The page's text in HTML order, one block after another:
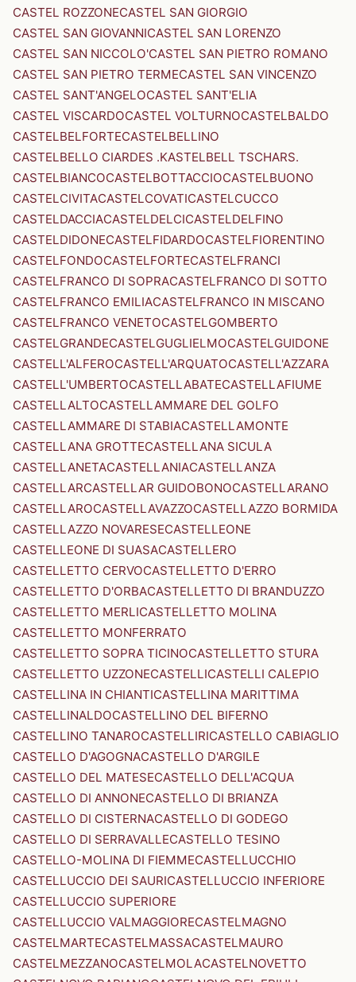
CASTEL ROZZONECASTEL SAN GIORGIO
CASTEL SAN GIOVANNICASTEL SAN LORENZO
CASTEL SAN NICCOLO'CASTEL SAN PIETRO ROMANO
CASTEL SAN PIETRO TERMECASTEL SAN VINCENZO
CASTEL SANT'ANGELOCASTEL SANT'ELIA
CASTEL VISCARDOCASTEL VOLTURNOCASTELBALDO
CASTELBELFORTECASTELBELLINO
CASTELBELLO CIARDES .KASTELBELL TSCHARS.
CASTELBIANCOCASTELBOTTACCIOCASTELBUONO
CASTELCIVITACASTELCOVATICASTELCUCCO
CASTELDACCIACASTELDELCICASTELDELFINO
CASTELDIDONECASTELFIDARDOCASTELFIORENTINO
CASTELFONDOCASTELFORTECASTELFRANCI
CASTELFRANCO DI SOPRACASTELFRANCO DI SOTTO
CASTELFRANCO EMILIACASTELFRANCO IN MISCANO
CASTELFRANCO VENETOCASTELGOMBERTO
CASTELGRANDECASTELGUGLIELMOCASTELGUIDONE
CASTELL'ALFEROCASTELL'ARQUATOCASTELL'AZZARA
CASTELL'UMBERTOCASTELLABATECASTELLAFIUME
CASTELLALTOCASTELLAMMARE DEL GOLFO
CASTELLAMMARE DI STABIACASTELLAMONTE
CASTELLANA GROTTECASTELLANA SICULA
CASTELLANETACASTELLANIACASTELLANZA
CASTELLARCASTELLAR GUIDOBONOCASTELLARANO
CASTELLAROCASTELLAVAZZOCASTELLAZZO BORMIDA
CASTELLAZZO NOVARESECASTELLEONE
CASTELLEONE DI SUASACASTELLERO
CASTELLETTO CERVOCASTELLETTO D'ERRO
CASTELLETTO D'ORBACASTELLETTO DI BRANDUZZO
CASTELLETTO MERLICASTELLETTO MOLINA
CASTELLETTO MONFERRATO
CASTELLETTO SOPRA TICINOCASTELLETTO STURA
CASTELLETTO UZZONECASTELLICASTELLI CALEPIO
CASTELLINA IN CHIANTICASTELLINA MARITTIMA
CASTELLINALDOCASTELLINO DEL BIFERNO
CASTELLINO TANAROCASTELLIRICASTELLO CABIAGLIO
CASTELLO D'AGOGNACASTELLO D'ARGILE
CASTELLO DEL MATESECASTELLO DELL'ACQUA
CASTELLO DI ANNONECASTELLO DI BRIANZA
CASTELLO DI CISTERNACASTELLO DI GODEGO
CASTELLO DI SERRAVALLECASTELLO TESINO
CASTELLO-MOLINA DI FIEMMECASTELLUCCHIO
CASTELLUCCIO DEI SAURICASTELLUCCIO INFERIORE
CASTELLUCCIO SUPERIORE
CASTELLUCCIO VALMAGGIORECASTELMAGNO
CASTELMARTECASTELMASSACASTELMAURO
CASTELMEZZANOCASTELMOLACASTELNOVETTO